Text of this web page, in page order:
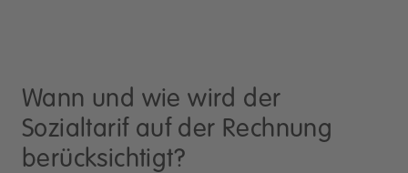
Wann und wie wird der
Sozialtarif auf der Rechnung
berücksichtigt?